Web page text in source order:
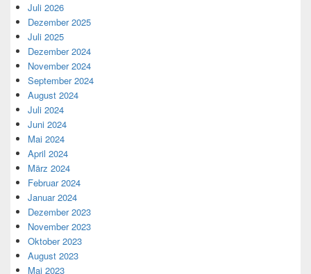
Juli 2026
Dezember 2025
Juli 2025
Dezember 2024
November 2024
September 2024
August 2024
Juli 2024
Juni 2024
Mai 2024
April 2024
März 2024
Februar 2024
Januar 2024
Dezember 2023
November 2023
Oktober 2023
August 2023
Mai 2023